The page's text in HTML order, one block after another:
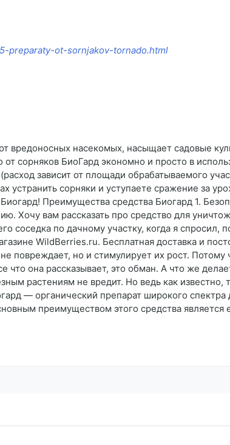
preparaty-ot-sornjakov-tornado.html
вредоносных насекомых, насыщает садовые
сорняков БиоГард экономно и просто в
зависит от площади обрабатываемого
сорняки и уступаете сражение за
Преимущества средства Биогард 1.
Хочу вам рассказать про средство для
соседка по дачному участку, когда я спросил,
WildBerries.ru. Бесплатная доставка и
повреждает, но и стимулирует их рост.
что она рассказывает, это обман. А что же
растениям не вредит. Но ведь как известно,
— органический препарат широкого спектра
преимуществом этого средства является